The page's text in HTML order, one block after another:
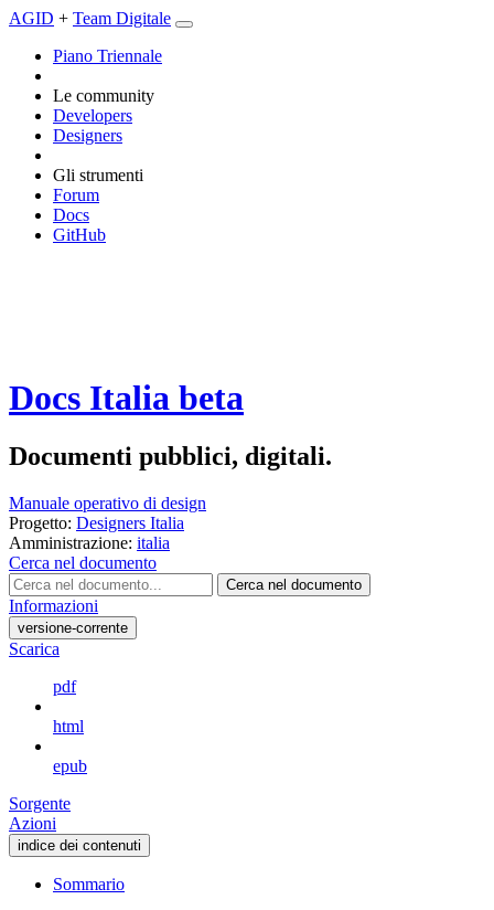
AGID + Team Digitale
Piano Triennale
Le community
Developers
Designers
Gli strumenti
Forum
Docs
GitHub
Docs Italia beta
Documenti pubblici, digitali.
Manuale operativo di design
Progetto: Designers Italia
Amministrazione: italia
Cerca nel documento
Cerca nel documento
Informazioni
versione-corrente
Scarica
pdf
html
epub
Sorgente
Azioni
indice dei contenuti
Sommario